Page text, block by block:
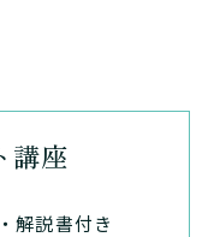
講座
解説書付き